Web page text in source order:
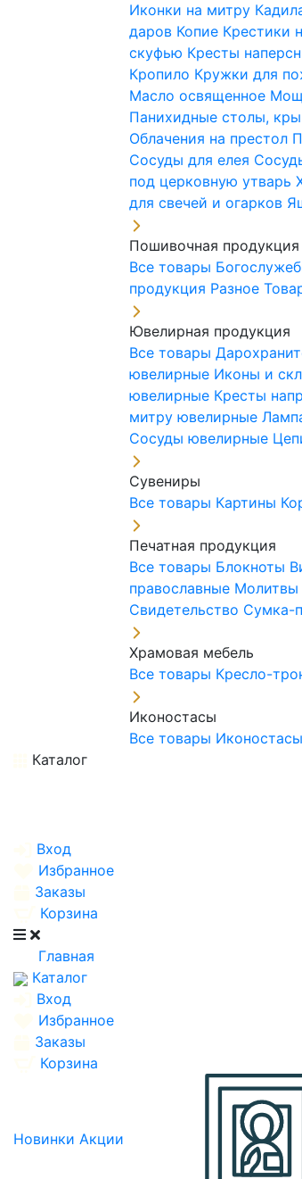
Иконки на митру
даров Копие Крестики
скуфью Кресты
Кропило Кружки для
Масло освященное
Панихидные столы,
Облачения на престол
Сосуды для елея
под церковную утварь
для свечей и огарков
Пошивочная продукция
Все товары
продукция Разное
Ювелирная продукция
Все товары
ювелирные Иконы и
ювелирные Кресты
митру ювелирные
Сосуды ювелирные
Сувениры
Все товары Картины
Печатная продукция
Все товары Блокноты
православные Молитвы
Свидетельство Сумка-
Храмовая мебель
Все товары Кресло-
Иконостасы
Все товары Иконостасы
Каталог
Вход
Избранное
Заказы
Корзина
Главная
Каталог
Вход
Избранное
Заказы
Корзина
Новинки Акции